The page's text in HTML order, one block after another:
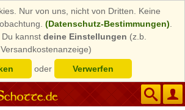
Nur von uns, nicht von Dritten. Keine
(Datenschutz-Bestimmungen)
kannst deine Einstellungen (z.b.
Versandkostenanzeige)
oder Verwerfen